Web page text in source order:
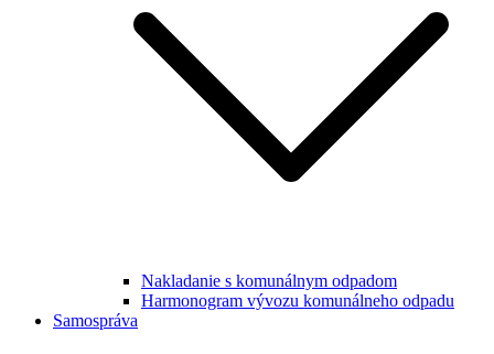
Nakladanie s komunálnym odpadom
Harmonogram vývozu komunálneho odpadu
Samospráva